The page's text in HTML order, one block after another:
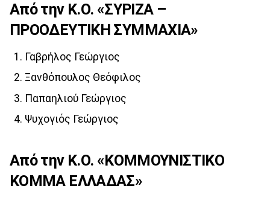
Από την Κ.Ο. «ΣΥΡΙΖΑ –
ΠΡΟΟΔΕΥΤΙΚΗ ΣΥΜΜΑΧΙΑ»
Γαβρήλος Γεώργιος
Ξανθόπουλος Θεόφιλος
Παπαηλιού Γεώργιος
Ψυχογιός Γεώργιος
Από την Κ.Ο. «ΚΟΜΜΟΥΝΙΣΤΙΚΟ
ΚΟΜΜΑ ΕΛΛΑΔΑΣ»